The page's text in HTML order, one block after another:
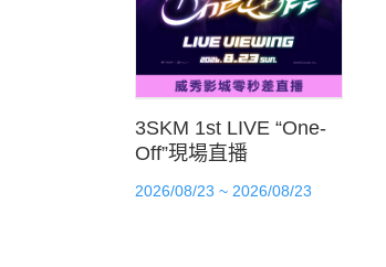
3SKM 1st LIVE “One-
Off”現場直播
2026/08/23 ~ 2026/08/23